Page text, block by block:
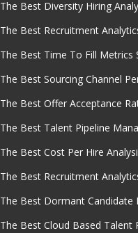
The Best Diversity Hiring
The Best Recruitment
The Best Time To Fill Metrics
The Best Sourcing Channel
The Best Offer Acceptance
The Best Talent Pipeline
The Best Cost Per Hire
The Best Recruitment
The Best Dormant Candidate
The Best Cloud Based Talent